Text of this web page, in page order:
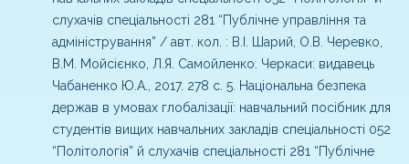
слухачів спеціальності 281 “Публічне управління та
адміністрування” / авт. кол. : В.І. Шарий, О.В. Черевко,
В.М. Мойсієнко, Л.Я. Самойленко. Черкаси: видавець
Чабаненко Ю.А., 2017. 278 с. 5. Національна безпека
держав в умовах глобалізації: навчальний посібник для
студентів вищих навчальних закладів спеціальності 052
“Політологія” й слухачів спеціальності 281 “Публічне